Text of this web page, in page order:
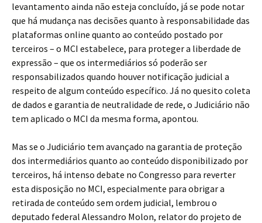
levantamento ainda não esteja concluído, já se pode notar
que há mudança nas decisões quanto à responsabilidade das
plataformas online quanto ao conteúdo postado por
terceiros – o MCI estabelece, para proteger a liberdade de
expressão – que os intermediários só poderão ser
responsabilizados quando houver notificação judicial a
respeito de algum conteúdo específico. Já no quesito coleta
de dados e garantia de neutralidade de rede, o Judiciário não
tem aplicado o MCI da mesma forma, apontou.
Mas se o Judiciário tem avançado na garantia de proteção
dos intermediários quanto ao conteúdo disponibilizado por
terceiros, há intenso debate no Congresso para reverter
esta disposição no MCI, especialmente para obrigar a
retirada de conteúdo sem ordem judicial, lembrou o
deputado federal Alessandro Molon, relator do projeto de